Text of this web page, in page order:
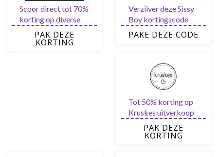
Scoor direct tot 70%
korting op diverse
items van nieuw in de
uitverkoop
PAK DEZE
KORTING
Verzilver deze Sissy
Boy kortingscode
voor €10,- korting
PAKE DEZE CODE
Tot 50% korting op
Kruskes uitverkoop
PAK DEZE
KORTING